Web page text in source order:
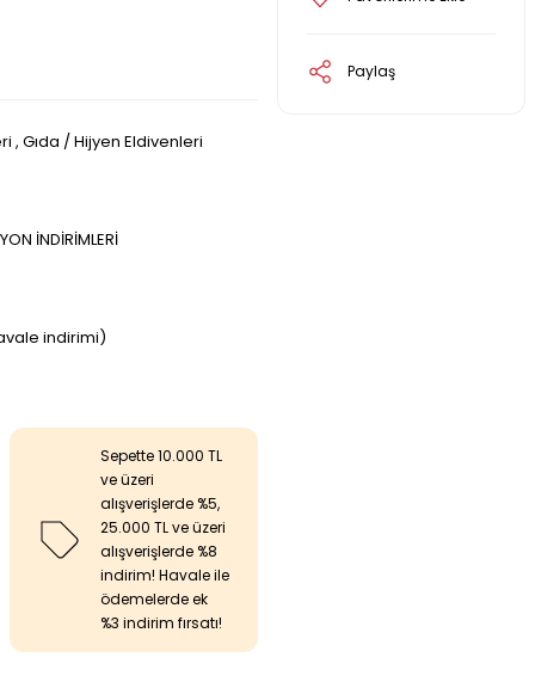
,Gıda / Hijyen Eldivenleri
İNDİRİMLERİ
indirimi)
Sepette 10.000 TL
ve üzeri
alışverişlerde %5,
25.000 TL ve üzeri
alışverişlerde %8
indirim! Havale ile
ödemelerde ek
%3 indirim fırsatı!
Paylaş